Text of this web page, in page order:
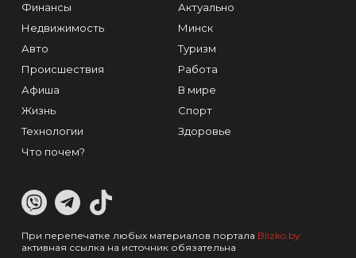
Финансы
Недвижимость
Авто
Происшествия
Афиша
Жизнь
Технологии
Что почем?
Актуально
Минск
Туризм
Работа
В мире
Спорт
Здоровье
При перепечатке любых материалов портала Blizko.by
активная ссылка на источник обязательна